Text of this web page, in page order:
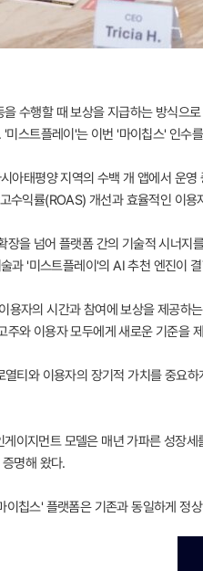
수행할 때 보상을 지급하는 방식으
미스트플레이'는 이번 '마이칩스' 인수
아태평양 지역의 수백 개 앱에서 운
수익률(ROAS) 개선과 효율적인 이용
장을 넘어 플랫폼 간의 기술적 시너
과 '미스트플레이'의 AI 추천 엔진이
용자의 시간과 참여에 보상을 제공
주와 이용자 모두에게 새로운 기준을
티와 이용자의 장기적 가치를 중요
이지먼트 모델은 매년 가파른 성장
명해 왔다.
이칩스' 플랫폼은 기존과 동일하게 정